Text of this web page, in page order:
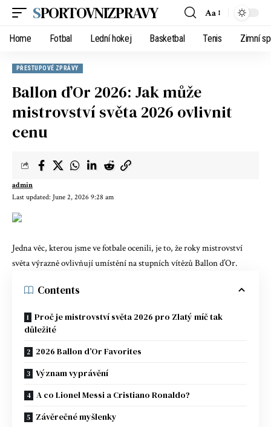
SPORTOVNIZPRAVY Aa
Home Fotbal Lední hokej Basketbal Tenis Zimní
PŘESTUPOVÉ ZPRÁVY
Ballon d’Or 2026: Jak může
mistrovství světa 2026 ovlivnit
cenu
Last updated: June 2, 2026 9:28 am
admin
Jedna věc, kterou jsme ve fotbale ocenili, je to, že roky mistrovství
světa výrazně ovlivňují umístění na stupních vítězů Ballon d’Or.
Contents
Proč je mistrovství světa 2026 pro Zlatý míč tak
důležité
2026 Ballon d’Or Favorites
Význam vyprávění
A co Lionel Messi a Cristiano Ronaldo?
Závěrečné myšlenky